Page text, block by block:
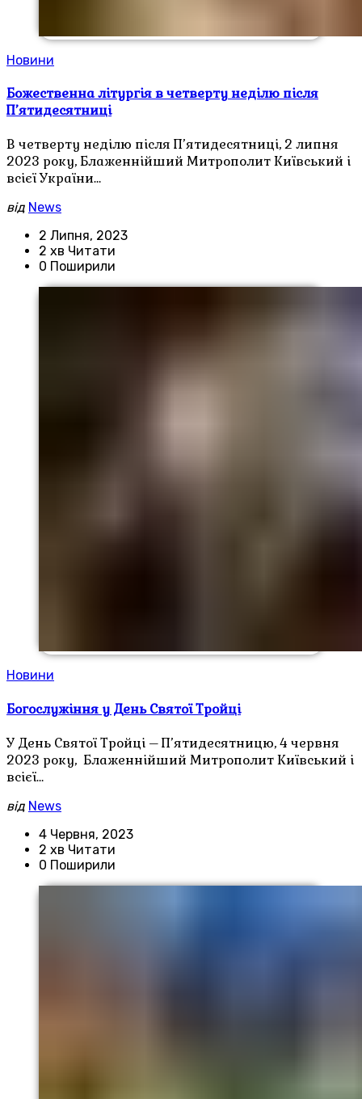
Новини
Божественна літургія в четверту неділю після
П’ятидесятниці
В четверту неділю після П’ятидесятниці, 2 липня
2023 року, Блаженнійший Митрополит Київський і
всієї України…
від News
2 Липня, 2023
2 хв Читати
0 Поширили
Новини
Богослужіння у День Святої Тройці
У День Святої Тройці – П’ятидесятницю, 4 червня
2023 року, Блаженнійший Митрополит Київський і
всієї…
від News
4 Червня, 2023
2 хв Читати
0 Поширили